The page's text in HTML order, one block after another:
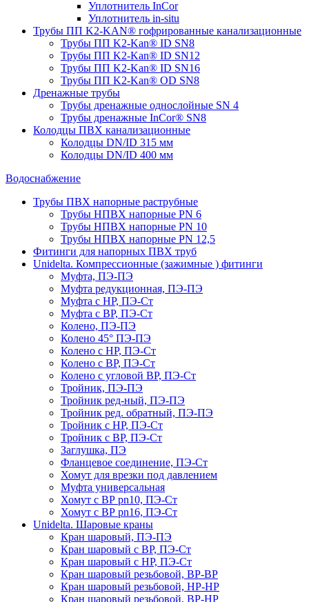
Уплотнитель InCor
Уплотнитель in-situ
Трубы ПП K2-KAN® гофри­рованные канализационные
Трубы ПП K2-Kan® ID SN8
Трубы ПП K2-Kan® ID SN12
Трубы ПП K2-Kan® ID SN16
Трубы ПП K2-Kan® OD SN8
Дренажные трубы
Трубы дренажные однослойные SN 4
Трубы дренажные InCor® SN8
Колодцы ПВХ канализационные
Колодцы DN/ID 315 мм
Колодцы DN/ID 400 мм
Водоснабжение
Трубы ПВХ напорные раструбные
Трубы НПВХ напорные PN 6
Трубы НПВХ напорные PN 10
Трубы НПВХ напорные PN 12,5
Фитинги для напорных ПВХ труб
Unidelta. Компрессионные (зажимные ) фитинги
Муфта, ПЭ-ПЭ
Муфта редукционная, ПЭ-ПЭ
Муфта с НР, ПЭ-Ст
Муфта с ВР, ПЭ-Ст
Колено, ПЭ-ПЭ
Колено 45° ПЭ-ПЭ
Колено с НР, ПЭ-Ст
Колено с ВР, ПЭ-Ст
Колено с угловой ВР, ПЭ-Ст
Тройник, ПЭ-ПЭ
Тройник ред-ный, ПЭ-ПЭ
Тройник ред. обратный, ПЭ-ПЭ
Тройник с НР, ПЭ-Ст
Тройник с ВР, ПЭ-Ст
Заглушка, ПЭ
Фланцевое соединение, ПЭ-Ст
Хомут для врезки под давлением
Муфта универсальная
Хомут с ВР pn10, ПЭ-Ст
Хомут с ВР pn16, ПЭ-Ст
Unidelta. Шаровые краны
Кран шаровый, ПЭ-ПЭ
Кран шаровый с ВР, ПЭ-Ст
Кран шаровый с НР, ПЭ-Ст
Кран шаровый резьбовой, ВР-ВР
Кран шаровый резьбовой, НР-НР
Кран шаровый резьбовой, ВР-НР